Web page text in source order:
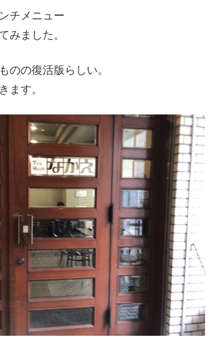
チメニュー
ました。
のの復活版らしい。
ます。